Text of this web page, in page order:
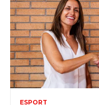
ESPORT